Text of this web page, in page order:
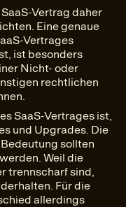
Vertrag daher
Eine genaue
Vertrages
ist besonders
Nicht- oder
rechtlichen
SaaS-Vertrages ist,
und Upgrades. Die
sollten
Weil die
trennscharf sind,
Für die
allerdings